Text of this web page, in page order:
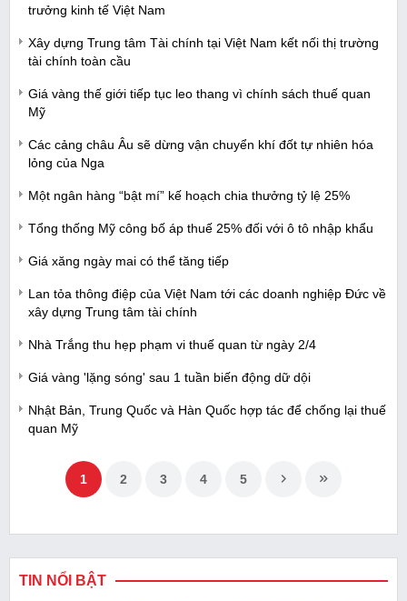
trưởng kinh tế Việt Nam
Xây dựng Trung tâm Tài chính tại Việt Nam kết nối thị trường
tài chính toàn cầu
Giá vàng thế giới tiếp tục leo thang vì chính sách thuế quan
Mỹ
Các cảng châu Âu sẽ dừng vận chuyển khí đốt tự nhiên hóa
lỏng của Nga
Một ngân hàng “bật mí” kế hoạch chia thưởng tỷ lệ 25%
Tổng thống Mỹ công bố áp thuế 25% đối với ô tô nhập khẩu
Giá xăng ngày mai có thể tăng tiếp
Lan tỏa thông điệp của Việt Nam tới các doanh nghiệp Đức về
xây dựng Trung tâm tài chính
Nhà Trắng thu hẹp phạm vi thuế quan từ ngày 2/4
Giá vàng 'lặng sóng' sau 1 tuần biến động dữ dội
Nhật Bản, Trung Quốc và Hàn Quốc hợp tác để chống lại thuế
quan Mỹ
1 2 3 4 5
TIN NỔI BẬT